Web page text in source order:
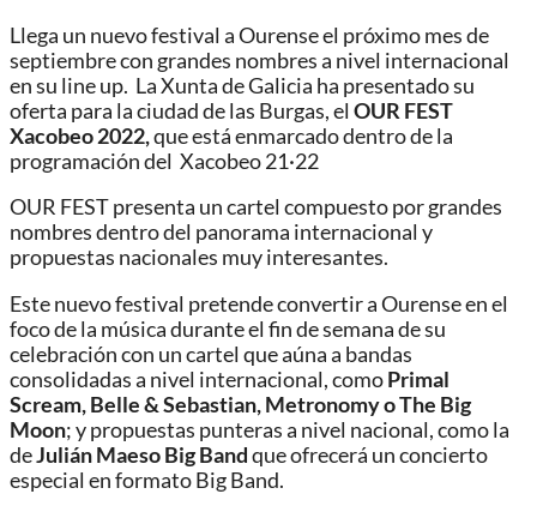
Llega un nuevo festival a Ourense el próximo mes de
septiembre con grandes nombres a nivel internacional
en su line up. La Xunta de Galicia ha presentado su
oferta para la ciudad de las Burgas, el OUR FEST
Xacobeo 2022,que está enmarcado dentro de la
programación del Xacobeo 21·22
OUR FEST presenta un cartel compuesto por grandes
nombres dentro del panorama internacional y
propuestas nacionales muy interesantes.
Este nuevo festival pretende convertir a Ourense en el
foco de la música durante el fin de semana de su
celebración con un cartel que aúna a bandas
consolidadas a nivel internacional, comoPrimal
Scream, Belle & Sebastian, Metronomy o The Big
Moon; y propuestas punteras a nivel nacional, como la
deJulián Maeso Big Bandque ofrecerá un concierto
especial en formato Big Band.